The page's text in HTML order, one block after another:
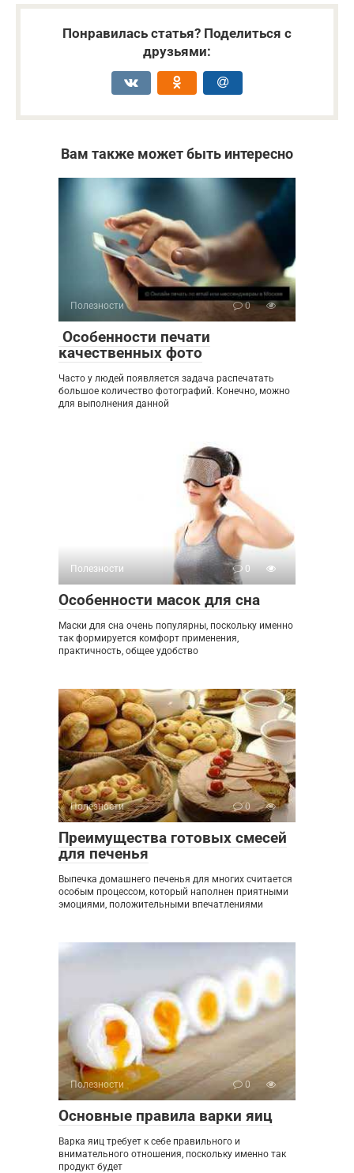
Понравилась статья? Поделиться с
друзьями:
Вам также может быть интересно
Полезности 0
Особенности печати
качественных фото
Часто у людей появляется задача распечатать
большое количество фотографий. Конечно, можно
для выполнения данной
Полезности 0
Особенности масок для сна
Маски для сна очень популярны, поскольку именно
так формируется комфорт применения,
практичность, общее удобство
Полезности 0
Преимущества готовых смесей
для печенья
Выпечка домашнего печенья для многих считается
особым процессом, который наполнен приятными
эмоциями, положительными впечатлениями
Полезности 0
Основные правила варки яиц
Варка яиц требует к себе правильного и
внимательного отношения, поскольку именно так
продукт будет